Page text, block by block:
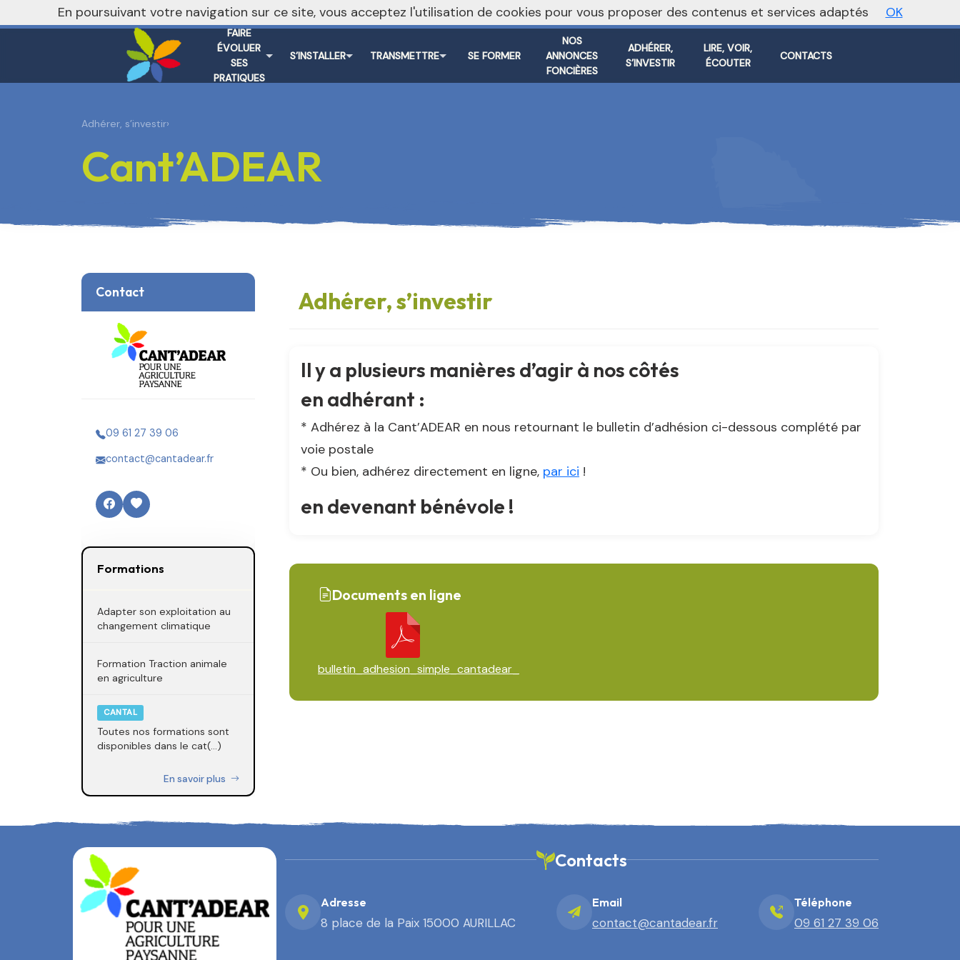
Vers le site national
FAIRE
ÉVOLUER
SES
PRATIQUES
S’INSTALLER TRANSMETTRE SE FORMER
NOS
ANNONCES
FONCIÈRES
ADHÉRER,
S’INVESTIR
LIRE, VOIR,
ÉCOUTER
CONTACTS
nivo_2026: 1
Adhérer, s’investir›
Cant’ADEAR
Contact
09 61 27 39 06
contact@cantadear.fr
Formations
Adapter son exploitation au
changement climatique
Formation Traction animale
en agriculture
CANTAL
Toutes nos formations sont
disponibles dans le cat(...)
En savoir plus
Adhérer, s’investir
Il y a plusieurs manières d’agir à nos côtés
en adhérant :
* Adhérez à la Cant’ADEAR en nous retournant le bulletin d’adhésion ci-dessous complété par
voie postale
* Ou bien, adhérez directement en ligne, par ici !
en devenant bénévole !
Documents en ligne
bulletin_adhesion_simple_cantadear_
Contacts
Adresse
8 place de la Paix 15000 AURILLAC
Email
contact@cantadear.fr
Téléphone
09 61 27 39 06
En poursuivant votre navigation sur ce site, vous acceptez l'utilisation de cookies pour vous proposer des contenus et services adaptés OK